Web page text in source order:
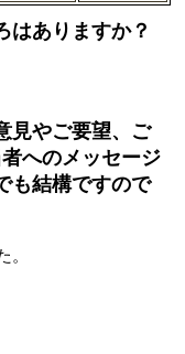
はありますか？
見やご要望、ご
へのメッセージ
も結構ですので
。